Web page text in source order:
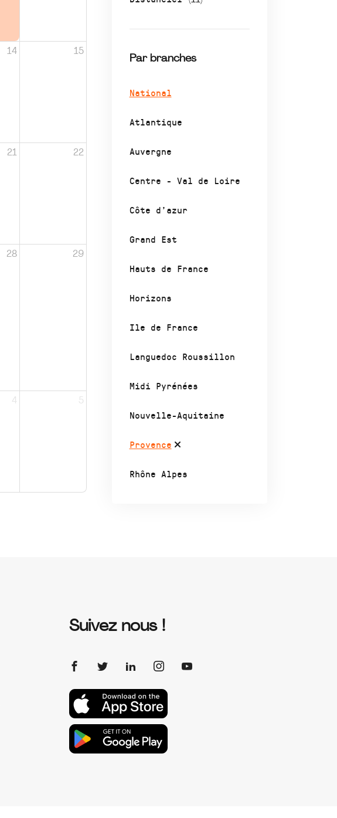
Par branches
National
Atlantique
Auvergne
Centre - Val de Loire
Côte d’azur
Grand Est
Hauts de France
Horizons
Ile de France
Languedoc Roussillon
Midi Pyrénées
Nouvelle-Aquitaine
Provence
Rhône Alpes
14 15
21 22
28 29
4 5
Suivez nous !